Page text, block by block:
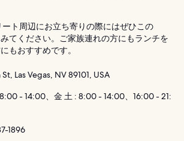
ト周辺にお立ち寄りの際にはぜひこの
てください。ご家族連れの方にもランチを
もおすすめです。
Las Vegas, NV 89101, USA
- 14:00、金 土 : 8:00 - 14:00、16:00 - 21:
1896